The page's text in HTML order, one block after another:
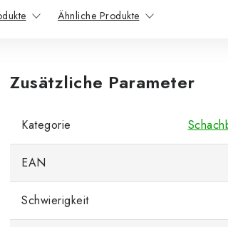
Ähnliche Produkte
Zusätzliche Parameter
Kategorie
EAN
Schwierigkeit